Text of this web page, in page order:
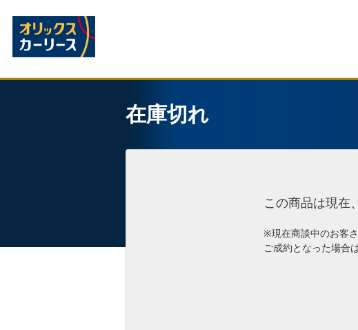
在庫切れ
この商品は現在
※現在商談中のお客
ご成約となった場合